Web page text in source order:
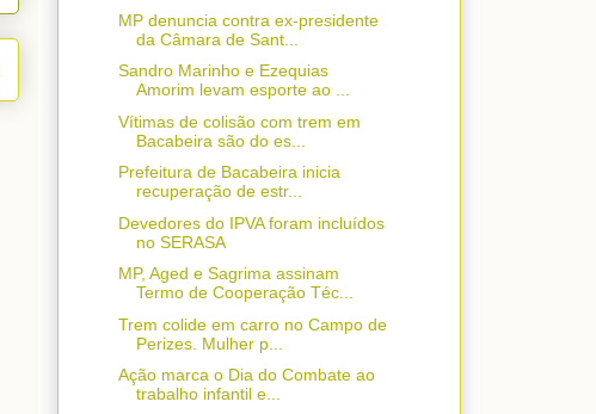
MP denuncia contra ex-presidente
da Câmara de Sant...
Sandro Marinho e Ezequias
Amorim levam esporte ao ...
Vítimas de colisão com trem em
Bacabeira são do es...
Prefeitura de Bacabeira inicia
recuperação de estr...
Devedores do IPVA foram incluídos
no SERASA
MP, Aged e Sagrima assinam
Termo de Cooperação Téc...
Trem colide em carro no Campo de
Perizes. Mulher p...
Ação marca o Dia do Combate ao
trabalho infantil e...